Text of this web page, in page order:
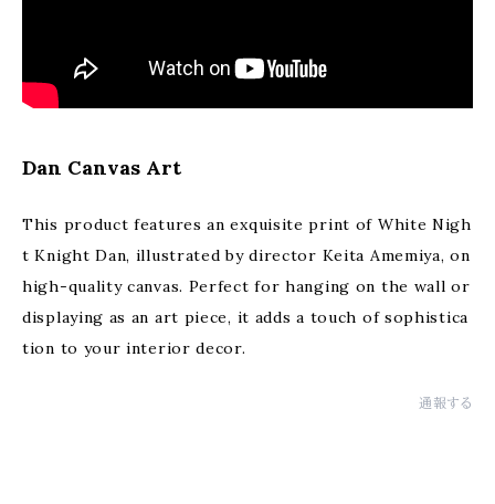
Dan Canvas Art
This product features an exquisite print of White Nigh
t Knight Dan, illustrated by director Keita Amemiya, on
high-quality canvas. Perfect for hanging on the wall or
displaying as an art piece, it adds a touch of sophistica
tion to your interior decor.
通報する